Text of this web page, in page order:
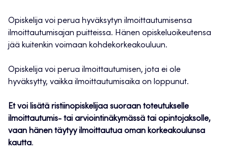
Opiskelija voi perua hyväksytyn ilmoittautumisensa
ilmoittautumisajan puitteissa. Hänen opiskeluoikeutensa
jää kuitenkin voimaan kohdekorkeakouluun.
Opiskelija voi perua ilmoittautumisen, jota ei ole
hyväksytty, vaikka ilmoittautumisaika on loppunut.
Et voi lisätä ristiinopiskelijaa suoraan toteutukselle
ilmoittautumis- tai arviointinäkymässä tai opintojaksolle,
vaan hänen täytyy ilmoittautua oman korkeakoulunsa
kautta.